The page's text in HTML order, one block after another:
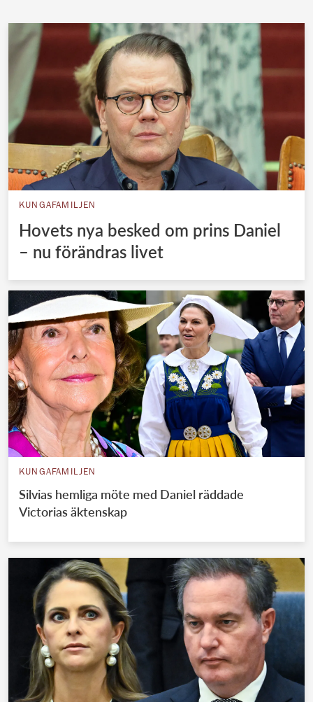
KUNGAFAMILJEN
Hovets nya besked om prins Daniel
– nu förändras livet
KUNGAFAMILJEN
Silvias hemliga möte med Daniel räddade
Victorias äktenskap